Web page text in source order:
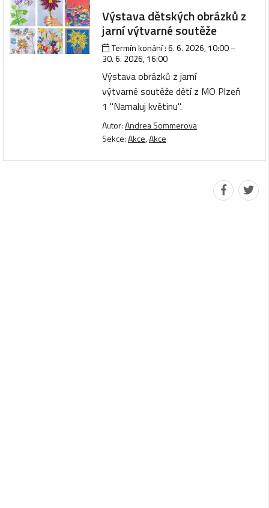
Výstava dětských obrázků z
jarní výtvarné soutěže
Termín konání :6. 6. 2026, 10:00–
30. 6. 2026, 16:00
Výstava obrázků z jarní
výtvarné soutěže dětí z MO Plzeň
1 "Namaluj květinu".
Autor:Andrea Sommerova
Sekce:Akce,Akce